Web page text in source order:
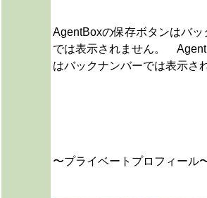
AgentBoxの保存ボタンはバッ
では表示されません。
はバックナンバーでは表示さ
〜プライベートプロフィール